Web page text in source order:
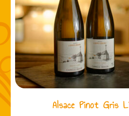
Alsace Pinot Gris